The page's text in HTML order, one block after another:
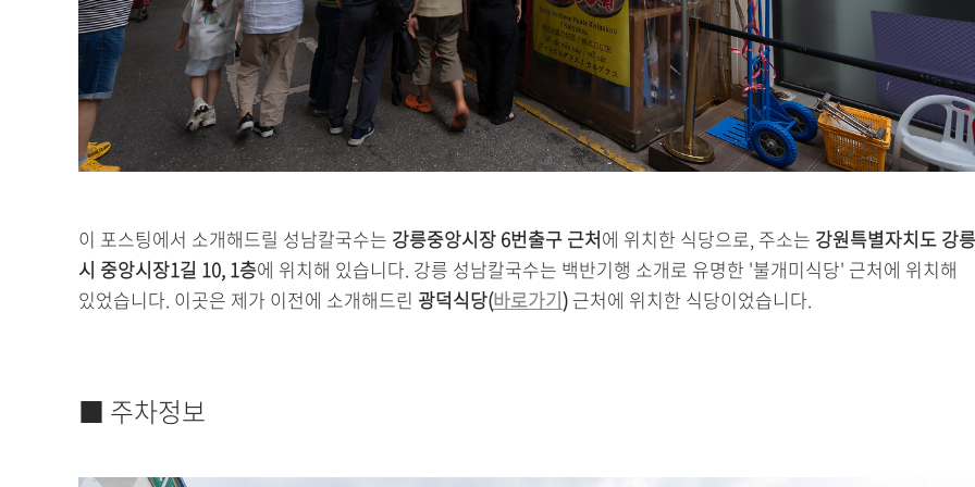
이 포스팅에서 소개해드릴 성남칼국수는 강릉중앙시장 6번출구 근처에 위치한 식당으로, 주소는 강원특별자치도 강릉
시 중앙시장1길 10, 1층에 위치해 있습니다. 강릉 성남칼국수는 백반기행 소개로 유명한 '불개미식당' 근처에 위치해
있었습니다. 이곳은 제가 이전에 소개해드린 광덕식당(바로가기) 근처에 위치한 식당이었습니다.
■ 주차정보